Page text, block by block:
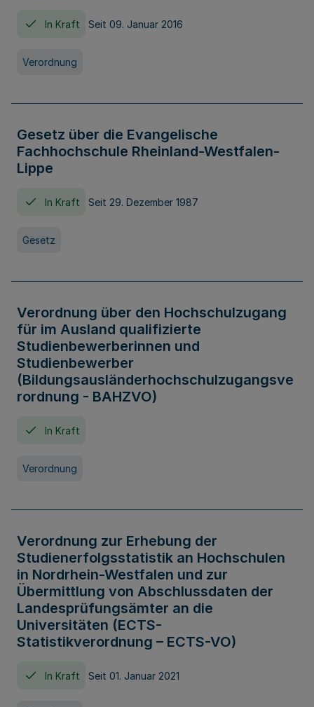
In Kraft Seit 09. Januar 2016
Verordnung
Gesetz über die Evangelische
Fachhochschule Rheinland-Westfalen-
Lippe
In Kraft Seit 29. Dezember 1987
Gesetz
Verordnung über den Hochschulzugang
für im Ausland qualifizierte
Studienbewerberinnen und
Studienbewerber
(Bildungsausländerhochschulzugangsve
rordnung - BAHZVO)
In Kraft
Verordnung
Verordnung zur Erhebung der
Studienerfolgsstatistik an Hochschulen
in Nordrhein-Westfalen und zur
Übermittlung von Abschlussdaten der
Landesprüfungsämter an die
Universitäten (ECTS-
Statistikverordnung – ECTS-VO)
In Kraft Seit 01. Januar 2021